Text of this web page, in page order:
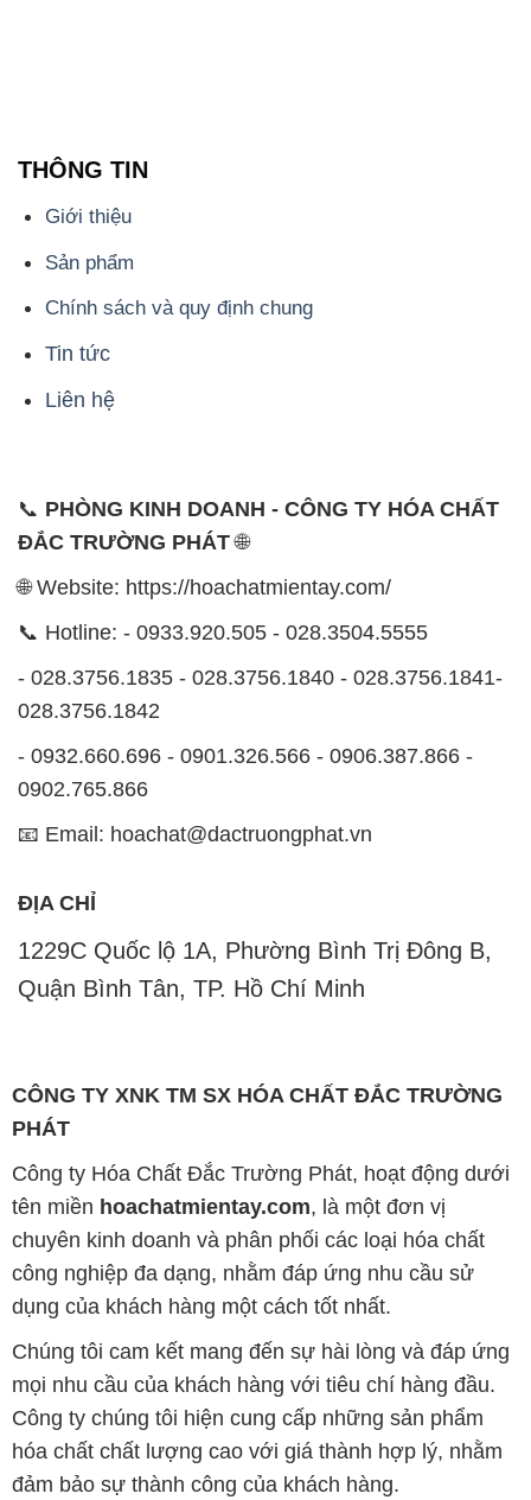
THÔNG TIN
Giới thiệu
Sản phẩm
Chính sách và quy định chung
Tin tức
Liên hệ
📞 PHÒNG KINH DOANH - CÔNG TY HÓA CHẤT
ĐẮC TRƯỜNG PHÁT🌐
🌐 Website: https://hoachatmientay.com/
📞 Hotline: - 0933.920.505 - 028.3504.5555
- 028.3756.1835 - 028.3756.1840 - 028.3756.1841-
028.3756.1842
- 0932.660.696 - 0901.326.566 - 0906.387.866 -
0902.765.866
📧 Email: hoachat@dactruongphat.vn
ĐỊA CHỈ
1229C Quốc lộ 1A, Phường Bình Trị Đông B,
Quận Bình Tân, TP. Hồ Chí Minh
CÔNG TY XNK TM SX HÓA CHẤT ĐẮC TRƯỜNG
PHÁT
Công ty Hóa Chất Đắc Trường Phát, hoạt động dưới
tên miền hoachatmientay.com, là một đơn vị
chuyên kinh doanh và phân phối các loại hóa chất
công nghiệp đa dạng, nhằm đáp ứng nhu cầu sử
dụng của khách hàng một cách tốt nhất.
Chúng tôi cam kết mang đến sự hài lòng và đáp ứng
mọi nhu cầu của khách hàng với tiêu chí hàng đầu.
Công ty chúng tôi hiện cung cấp những sản phẩm
hóa chất chất lượng cao với giá thành hợp lý, nhằm
đảm bảo sự thành công của khách hàng.